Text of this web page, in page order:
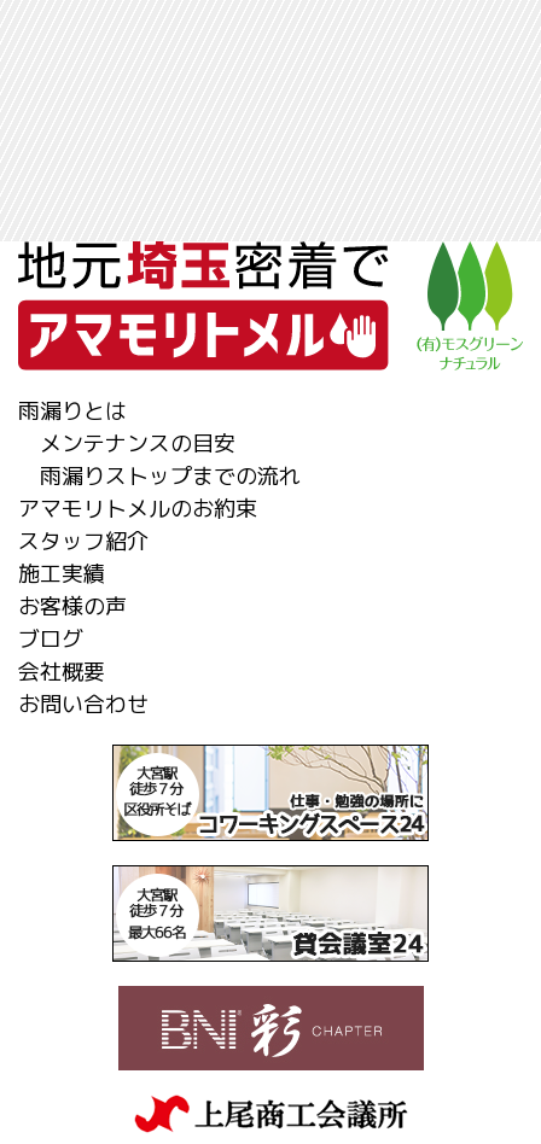
雨漏りとは
メンテナンスの目安
雨漏りストップまでの流れ
アマモリトメルのお約束
スタッフ紹介
施工実績
お客様の声
ブログ
会社概要
お問い合わせ